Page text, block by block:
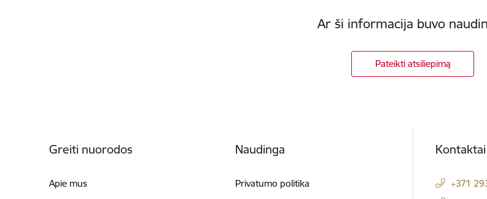
Ar ši informacija buvo
Pateikti atsiliepimą
Greiti nuorodos
Apie mus
Naudinga
Privatumo politika
Kontaktai
+371